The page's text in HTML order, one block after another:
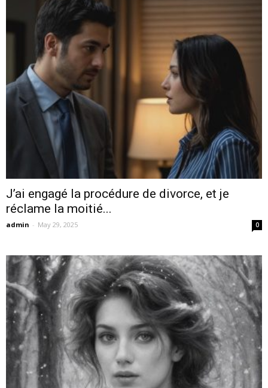
J’ai engagé la procédure de divorce, et je
réclame la moitié...
admin - May 29, 2025 0